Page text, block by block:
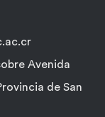
Avenida
de San